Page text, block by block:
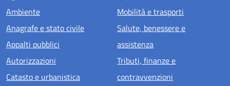
Ambiente
Anagrafe e stato civile
Appalti pubblici
Autorizzazioni
Catasto e urbanistica
Mobilità e trasporti
Salute, benessere e
assistenza
Tributi, finanze e
contravvenzioni